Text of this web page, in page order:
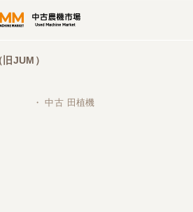
JUM）
・ 中古 田植機